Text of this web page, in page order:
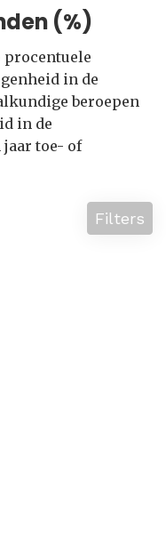
(%)
procentuele
in de
beroepen
in de
jaar toe- of
Filters